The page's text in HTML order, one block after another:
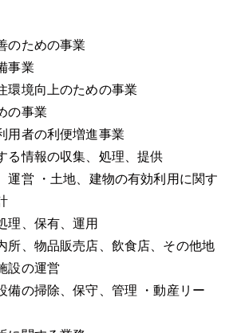
のための事業
事業
環境向上のための事業
の事業
用者の利便増進事業
る情報の収集、処理、提供
運営 ・土地、建物の有効利用に関す
理、保有、運用
所、物品販売店、飲食店、その他地
設の運営
備の掃除、保守、管理 ・動産リー